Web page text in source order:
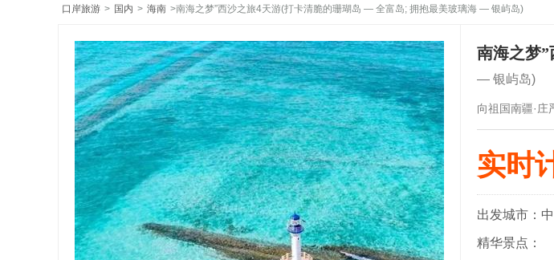
口岸旅游 > 国内 > 海南 >南海之梦”西沙之旅4天游(打卡清脆的珊瑚岛 — 全富岛; 拥抱最美玻璃海 — 银屿岛)
南海之梦”
— 银屿岛)
向祖国南疆·庄
实时
出发城市：
精华景点：